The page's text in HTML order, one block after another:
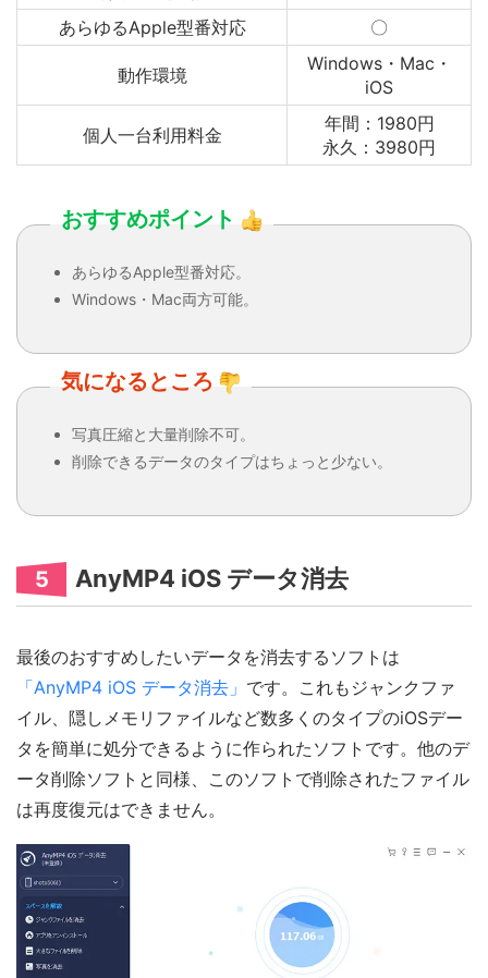
あらゆるApple型番対応
〇
動作環境
Windows・Mac・
iOS
個人一台利用料金
年間：1980円
永久：3980円
おすすめポイント
あらゆるApple型番対応。
Windows・Mac両方可能。
気になるところ
写真圧縮と大量削除不可。
削除できるデータのタイプはちょっと少ない。
5 AnyMP4 iOS データ消去
最後のおすすめしたいデータを消去するソフトは
「AnyMP4 iOS データ消去」 です。これもジャンクファ
イル、隠しメモリファイルなど数多くのタイプのiOSデー
タを簡単に処分できるように作られたソフトです。他のデ
ータ削除ソフトと同様、このソフトで削除されたファイル
は再度復元はできません。